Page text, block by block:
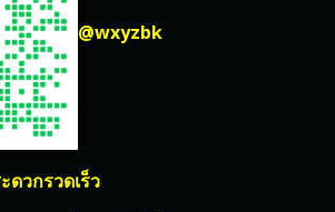
@wxyzbk
วกรวดเร็ว